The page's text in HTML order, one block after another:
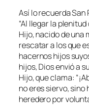
Así lo recuerda San
“Al llegar la plenitud
Hijo, nacido de una
rescatar a los que
hacernos hijos
hijos, Dios envió a
Hijo, que clama:
no eres siervo, sino
heredero por